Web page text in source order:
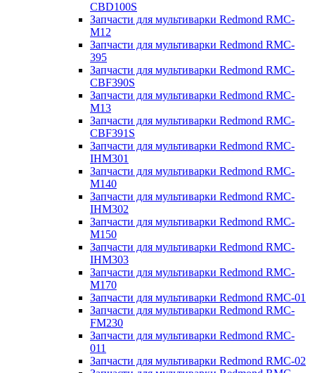
CBD100S
Запчасти для мультиварки Redmond RMC-
M12
Запчасти для мультиварки Redmond RMC-
395
Запчасти для мультиварки Redmond RMC-
CBF390S
Запчасти для мультиварки Redmond RMC-
M13
Запчасти для мультиварки Redmond RMC-
CBF391S
Запчасти для мультиварки Redmond RMC-
IHM301
Запчасти для мультиварки Redmond RMC-
M140
Запчасти для мультиварки Redmond RMC-
IHM302
Запчасти для мультиварки Redmond RMC-
M150
Запчасти для мультиварки Redmond RMC-
IHM303
Запчасти для мультиварки Redmond RMC-
M170
Запчасти для мультиварки Redmond RMC-01
Запчасти для мультиварки Redmond RMC-
FM230
Запчасти для мультиварки Redmond RMC-
011
Запчасти для мультиварки Redmond RMC-02